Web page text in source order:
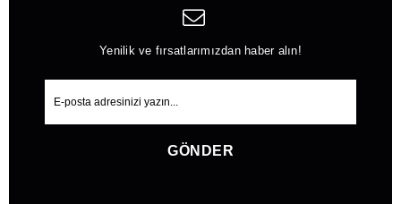
Yenilik ve fırsatlarımızdan haber alın!
GÖNDER